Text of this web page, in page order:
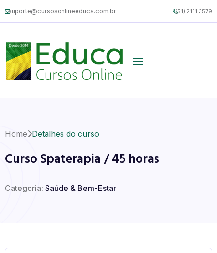
suporte@cursosonlineeduca.com.br (51) 2111.3579
Home Detalhes do curso
Curso Spaterapia / 45 horas
Categoria: Saúde & Bem-Estar